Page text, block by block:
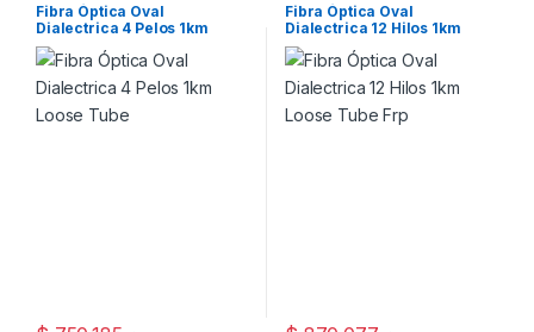
Fibra Óptica Oval
Dialectrica 4 Pelos 1km
Loose Tube
Fibra Óptica Oval
Dialectrica 12 Hilos 1km
Loose Tube Frp